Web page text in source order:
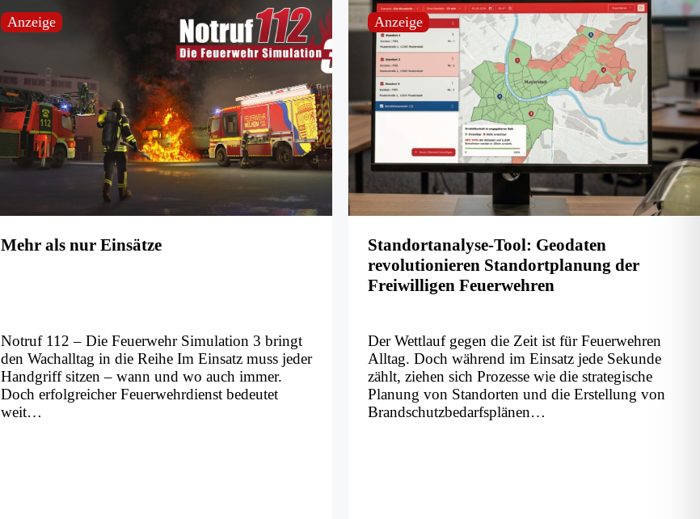
Anzeige
Mehr als nur Einsätze
Notruf 112 – Die Feuerwehr Simulation 3 bringt
den Wachalltag in die Reihe Im Einsatz muss jeder
Handgriff sitzen – wann und wo auch immer.
Doch erfolgreicher Feuerwehrdienst bedeutet
weit…
Anzeige
Standortanalyse-Tool: Geodaten
revolutionieren Standortplanung der
Freiwilligen Feuerwehren
Der Wettlauf gegen die Zeit ist für Feuerwehren
Alltag. Doch während im Einsatz jede Sekunde
zählt, ziehen sich Prozesse wie die strategische
Planung von Standorten und die Erstellung von
Brandschutzbedarfsplänen…